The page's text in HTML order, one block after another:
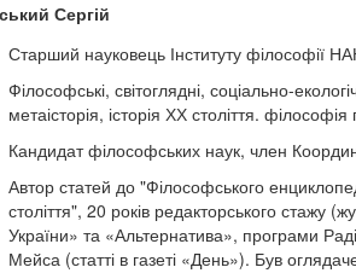
Сергій
Старший науковець Інституту філософії
Філософські, світоглядні, соціально-
метаісторія, історія ХХ століття. філософія
Кандидат філософських наук, член
Автор статей до "Філософського
століття", 20 років редакторського стажу
України» та «Альтернатива», програми
Мейса (статті в газеті «День»). Був